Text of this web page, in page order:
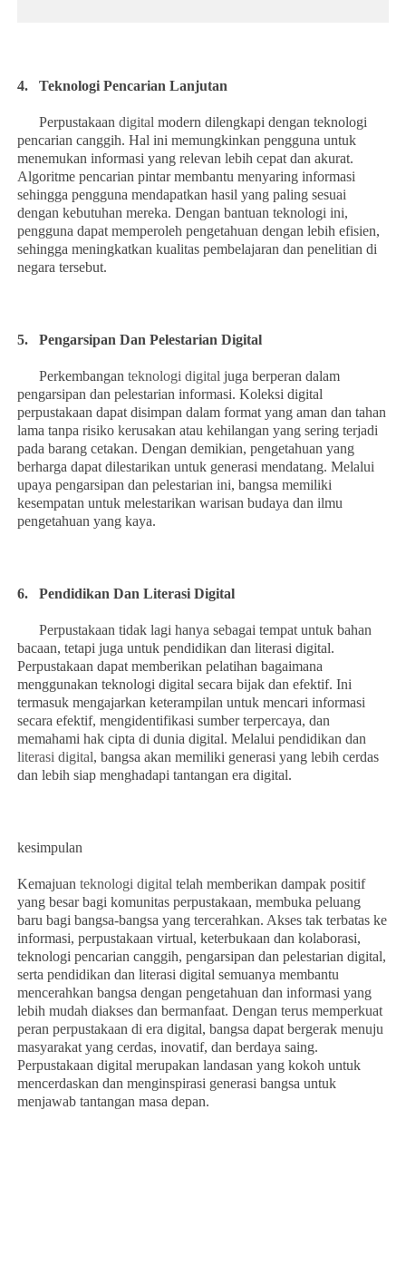
4. Teknologi Pencarian Lanjutan
Perpustakaandigital modern dilengkapi dengan teknologi
pencarian canggih. Hal ini memungkinkan pengguna untuk
menemukan informasi yang relevan lebih cepat dan akurat.
Algoritme pencarian pintar membantu menyaring informasi
sehingga pengguna mendapatkan hasil yang paling sesuai
dengan kebutuhan mereka. Dengan bantuan teknologi ini,
pengguna dapat memperoleh pengetahuan dengan lebih efisien,
sehingga meningkatkan kualitas pembelajaran dan penelitian di
negara tersebut.
5. Pengarsipan Dan Pelestarian Digital
Perkembanganteknologi digital juga berperan dalam
pengarsipan dan pelestarian informasi. Koleksi digital
perpustakaan dapat disimpan dalam format yang aman dan tahan
lama tanpa risiko kerusakan atau kehilangan yang sering terjadi
pada barang cetakan. Dengan demikian, pengetahuan yang
berharga dapat dilestarikan untuk generasi mendatang. Melalui
upaya pengarsipan dan pelestarian ini, bangsa memiliki
kesempatan untuk melestarikan warisan budaya dan ilmu
pengetahuan yang kaya.
6. Pendidikan Dan Literasi Digital
Perpustakaan tidak lagi hanya sebagai tempat untuk bahan
bacaan, tetapi juga untuk pendidikan dan literasi digital.
Perpustakaan dapat memberikan pelatihan bagaimana
menggunakan teknologi digital secara bijak dan efektif. Ini
termasuk mengajarkan keterampilan untuk mencari informasi
secara efektif, mengidentifikasi sumber terpercaya, dan
memahami hak cipta di dunia digital. Melalui pendidikan dan
literasi digital, bangsa akan memiliki generasi yang lebih cerdas
dan lebih siap menghadapi tantangan era digital.
kesimpulan
Kemajuanteknologi digital telah memberikan dampak positif
yang besar bagi komunitas perpustakaan, membuka peluang
baru bagi bangsa-bangsa yang tercerahkan. Akses tak terbatas ke
informasi, perpustakaan virtual, keterbukaan dan kolaborasi,
teknologi pencarian canggih, pengarsipan dan pelestarian digital,
serta pendidikan dan literasi digital semuanya membantu
mencerahkan bangsa dengan pengetahuan dan informasi yang
lebih mudah diakses dan bermanfaat. Dengan terus memperkuat
peran perpustakaan di era digital, bangsa dapat bergerak menuju
masyarakat yang cerdas, inovatif, dan berdaya saing.
Perpustakaan digital merupakan landasan yang kokoh untuk
mencerdaskan dan menginspirasi generasi bangsa untuk
menjawab tantangan masa depan.